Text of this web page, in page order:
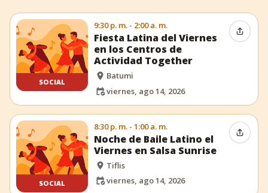
SOCIAL
9:30 p. m. - 2:00 a. m.
Fiesta Latina del Viernes
en los Centros de
Actividad Together
Batumi
viernes, ago 14, 2026
SOCIAL
8:30 p. m. - 1:00 a. m.
Noche de Baile Latino el
Viernes en Salsa Sunrise
Tiflis
viernes, ago 14, 2026